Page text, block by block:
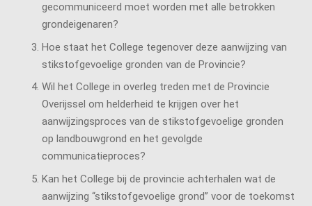
gecommuniceerd moet worden met alle betrokken
grondeigenaren?
Hoe staat het College tegenover deze aanwijzing van
stikstofgevoelige gronden van de Provincie?
Wil het College in overleg treden met de Provincie
Overijssel om helderheid te krijgen over het
aanwijzingsproces van de stikstofgevoelige gronden
op landbouwgrond en het gevolgde
communicatieproces?
Kan het College bij de provincie achterhalen wat de
aanwijzing “stikstofgevoelige grond” voor de toekomst